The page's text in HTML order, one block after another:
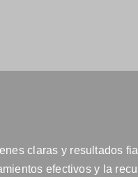
claras y resultados
efectivos y la